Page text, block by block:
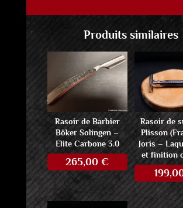
Produits similaires
Rasoir de Barbier
Böker Solingen –
Elite Carbone 3.0
265,00€
Rasoir de
Plisson
Joris –
et finition